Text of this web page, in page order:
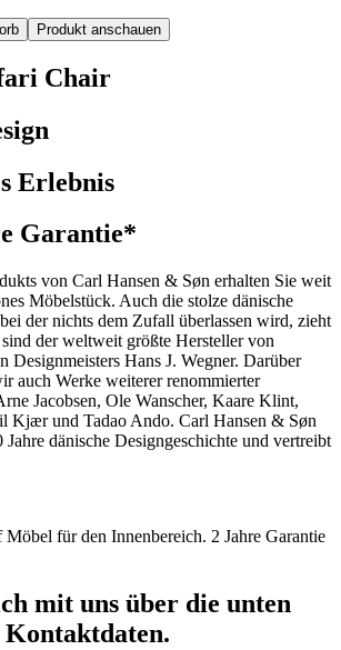
Produkt anschauen
Chair
Erlebnis
Garantie*
von Carl Hansen & Søn erhalten Sie weit
Möbelstück. Auch die stolze dänische
der nichts dem Zufall überlassen wird, zieht
der weltweit größte Hersteller von
Designmeisters Hans J. Wegner. Darüber
auch Werke weiterer renommierter
Jacobsen, Ole Wanscher, Kaare Klint,
Kjær und Tadao Ando. Carl Hansen & Søn
Jahre dänische Designgeschichte und vertreibt
Möbel für den Innenbereich. 2 Jahre Garantie
mit uns über die unten
Kontaktdaten.